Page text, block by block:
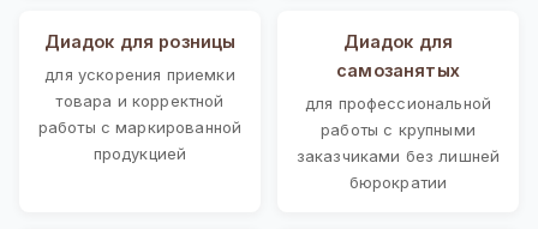
Диадок для розницы
для ускорения приемки
товара и корректной
работы с маркированной
продукцией
Диадок для
самозанятых
для профессиональной
работы с крупными
заказчиками без лишней
бюрократии